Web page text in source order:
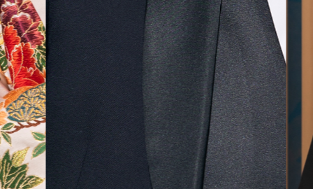
無料相談予約
来店・オンライン
に入
最後
た！